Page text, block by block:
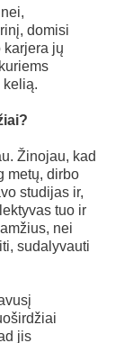
domisi
karjera jų
kelią.
Žinojau, kad
metų, dirbo
studijas ir,
tuo ir
nei
sudalyvauti
jis